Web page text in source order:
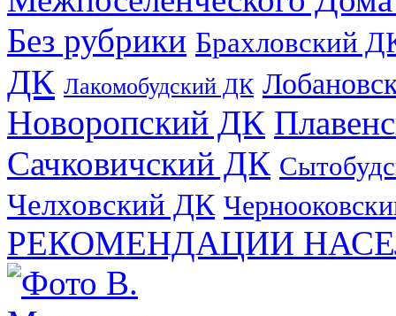
Без рубрики Брахловский
ДК Лакомобудский ДК
Новоропский ДК
Сачковичский ДК
Челховский ДК
РЕКОМЕНДАЦИИ